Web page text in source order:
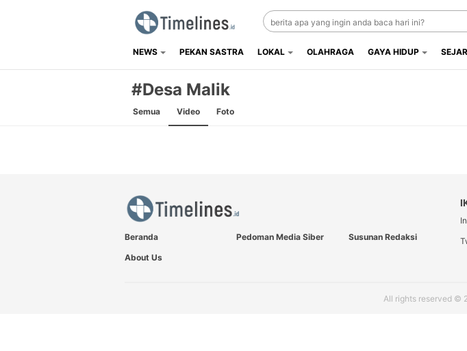
Timelines.id
Media Literasi, Sejarah & Budaya
NEWS PEKAN SASTRA LOKAL OLAHRAGA GAYA HIDUP
#Desa Malik
Semua Video Foto
Beranda Pedoman Media Siber
Susunan Redaksi
About Us
All rights reserved ©